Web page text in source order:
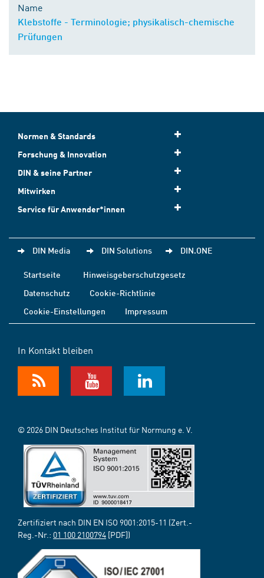
Name
Klebstoffe - Terminologie; physikalisch-chemische
Prüfungen
Normen & Standards
Forschung & Innovation
DIN & seine Partner
Mitwirken
Service für Anwender*innen
DIN Media DIN Solutions DIN.ONE
Startseite
Hinweisgeberschutzgesetz
Datenschutz
Cookie-Richtlinie
Cookie-Einstellungen
Impressum
In Kontakt bleiben
© 2026 DIN Deutsches Institut für Normung e. V.
Zertifiziert nach DIN EN ISO 9001:2015-11 (Zert.-
Reg.-Nr.: 01 100 2100794 [PDF])